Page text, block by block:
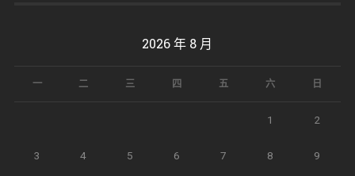
2026 年 8 月
一 二 三 四 五 六 日
1 2
3 4 5 6 7 8 9